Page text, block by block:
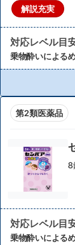
解説充実
対応レベル目
乗物酔いによる
第2類医薬品
8
対応レベル目
乗物酔いによる